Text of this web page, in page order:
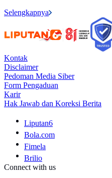
Selengkapnya
Kontak
Disclaimer
Pedoman Media Siber
Form Pengaduan
Karir
Hak Jawab dan Koreksi Berita
Liputan6
Bola.com
Fimela
Brilio
Connect with us